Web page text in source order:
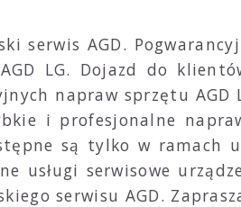
serwis AGD.
LG. Dojazd do
napraw sprzętu AGD
i profesjonalne
są tylko w ramach
usługi serwisowe
serwisu AGD.